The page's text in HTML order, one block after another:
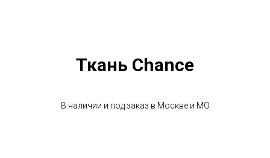
Ткань Chance
В наличии и под заказ в Москве и МО